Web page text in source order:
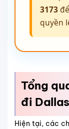
3173
quyền
Tổng
đi Dallas
Hiện tại, các